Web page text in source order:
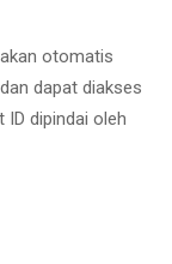
otomatis
dapat diakses
ID dipindai oleh